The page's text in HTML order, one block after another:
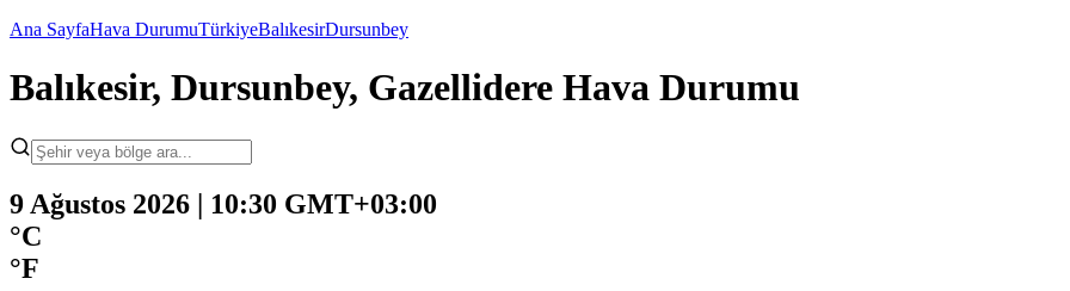
Ana SayfaHava DurumuTürkiyeBalıkesirDursunbey
Balıkesir, Dursunbey, Gazellidere Hava Durumu
9 Ağustos 2026 | 10:30 GMT+03:00
°C
°F